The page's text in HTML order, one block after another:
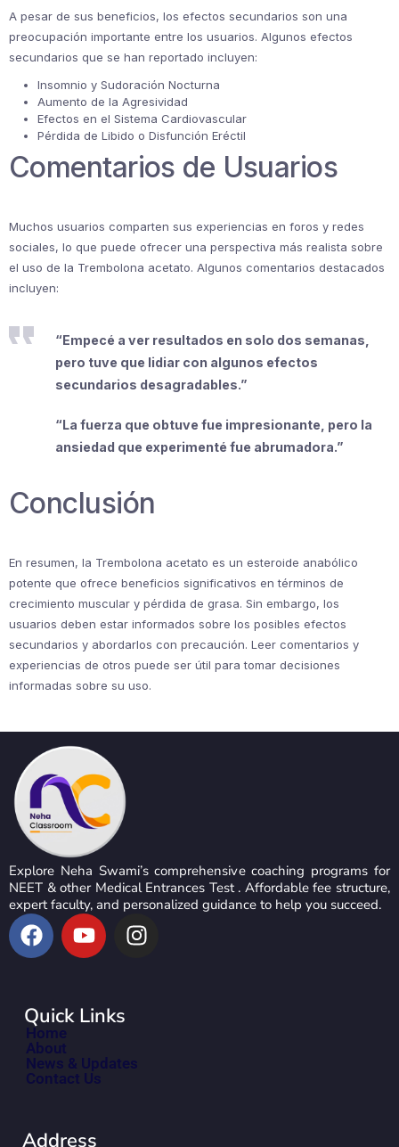
A pesar de sus beneficios, los efectos secundarios son una
preocupación importante entre los usuarios. Algunos efectos
secundarios que se han reportado incluyen:
Insomnio y Sudoración Nocturna
Aumento de la Agresividad
Efectos en el Sistema Cardiovascular
Pérdida de Libido o Disfunción Eréctil
Comentarios de Usuarios
Muchos usuarios comparten sus experiencias en foros y redes
sociales, lo que puede ofrecer una perspectiva más realista sobre
el uso de la Trembolona acetato. Algunos comentarios destacados
incluyen:
“Empecé a ver resultados en solo dos semanas,
pero tuve que lidiar con algunos efectos
secundarios desagradables.”
“La fuerza que obtuve fue impresionante, pero la
ansiedad que experimenté fue abrumadora.”
Conclusión
En resumen, la Trembolona acetato es un esteroide anabólico
potente que ofrece beneficios significativos en términos de
crecimiento muscular y pérdida de grasa. Sin embargo, los
usuarios deben estar informados sobre los posibles efectos
secundarios y abordarlos con precaución. Leer comentarios y
experiencias de otros puede ser útil para tomar decisiones
informadas sobre su uso.
Explore Neha Swami’s comprehensive coaching programs for
NEET & other Medical Entrances Test . Affordable fee structure,
expert faculty, and personalized guidance to help you succeed.
Quick Links
Home
Address